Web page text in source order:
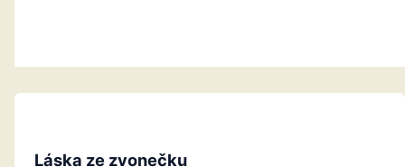
Láska ze zvonečku